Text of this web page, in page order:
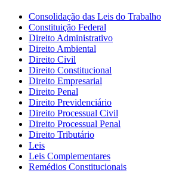
Consolidação das Leis do Trabalho
Constituição Federal
Direito Administrativo
Direito Ambiental
Direito Civil
Direito Constitucional
Direito Empresarial
Direito Penal
Direito Previdenciário
Direito Processual Civil
Direito Processual Penal
Direito Tributário
Leis
Leis Complementares
Remédios Constitucionais